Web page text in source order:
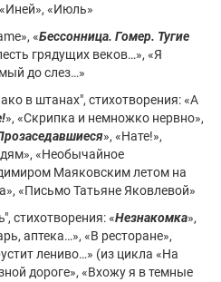
«Июль»
«Бессонница. Гомер. Тугие
грядущих веков…», «Я
до слез…»
в штанах", стихотворения: «А
», «Скрипка и немножко нервно»,
», «Нате!»,
«Необычайное
Маяковским летом на
«Письмо Татьяне Яковлевой»
стихотворения: «Незнакомка»,
аптека…», «В ресторане»,
лениво…» (из цикла «На
дороге», «Вхожу я в темные